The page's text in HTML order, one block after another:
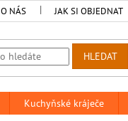
O NÁS JAK SI OBJEDNAT
HLEDAT
Kuchyňské kráječe